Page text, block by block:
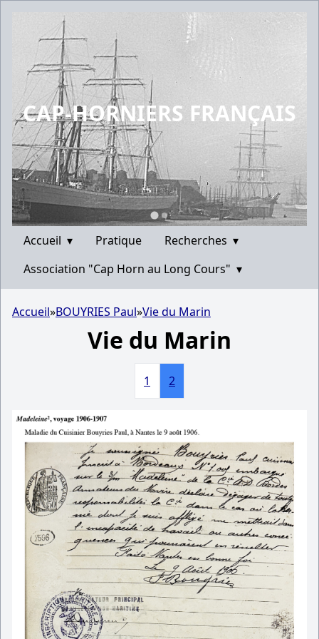
CAP-HORNIERS FRANÇAIS
Accueil ▾ Pratique Recherches ▾
Association "Cap Horn au Long Cours" ▾
Accueil»BOUYRIES Paul»Vie du Marin
Vie du Marin
1 2